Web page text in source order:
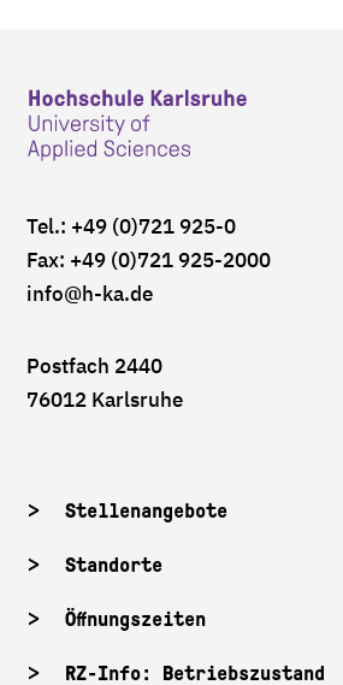
Tel.: +49 (0)721 925-0
Fax: +49 (0)721 925-2000
info@h-ka.de
Postfach 2440
76012 Karlsruhe
Stellenangebote
Standorte
Öffnungszeiten
RZ-Info: Betriebszustand